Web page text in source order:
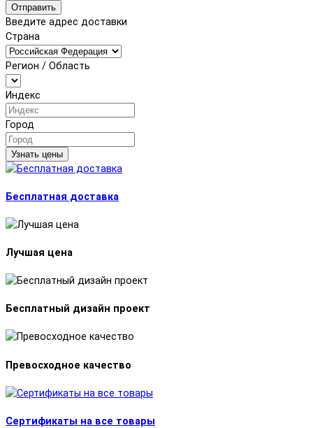
Отправить
Введите адрес доставки
Страна
Регион / Область
Индекс
Город
Узнать цены
Бесплатная доставка
Лучшая цена
Бесплатный дизайн проект
Превосходное качество
Сертификаты на все товары